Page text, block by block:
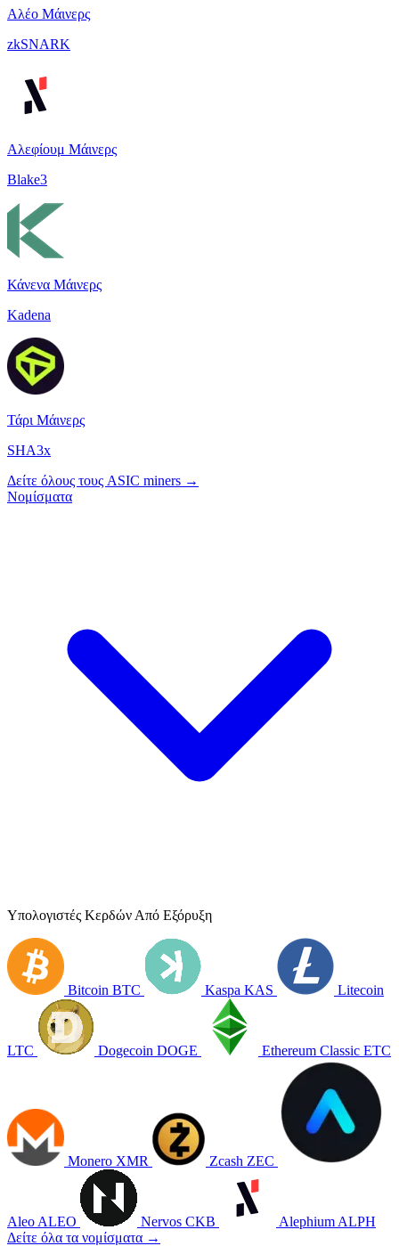
Αλέο Μάινερς
zkSNARK
Αλεφίουμ Μάινερς
Blake3
Κάνενα Μάινερς
Kadena
Τάρι Μάινερς
SHA3x
Δείτε όλους τους ASIC miners →
Νομίσματα
Υπολογιστές Κερδών Από Εξόρυξη
Bitcoin BTC Kaspa KAS Litecoin
LTC Dogecoin DOGE Ethereum Classic ETC
Monero XMR Zcash ZEC
Aleo ALEO Nervos CKB Alephium ALPH
Δείτε όλα τα νομίσματα →